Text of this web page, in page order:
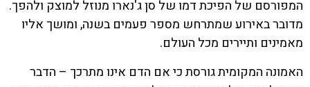
המפורסם של הפיכת דמו של סן ג'נארו מנוזל למוצק ולהפך.
מדובר באירוע שמתרחש מספר פעמים בשנה, ומושך אליו
מאמינים ותיירים מכל העולם.
האמונה המקומית גורסת כי אם הדם אינו מתרכך – הדבר